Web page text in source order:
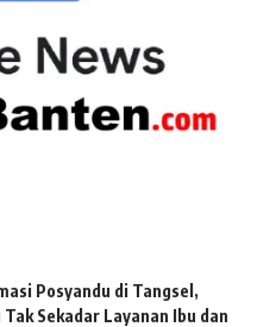
Posyandu di Tangsel,
Sekadar Layanan Ibu dan